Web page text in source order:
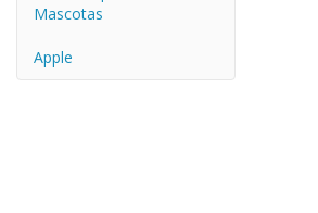
Mascotas
Apple